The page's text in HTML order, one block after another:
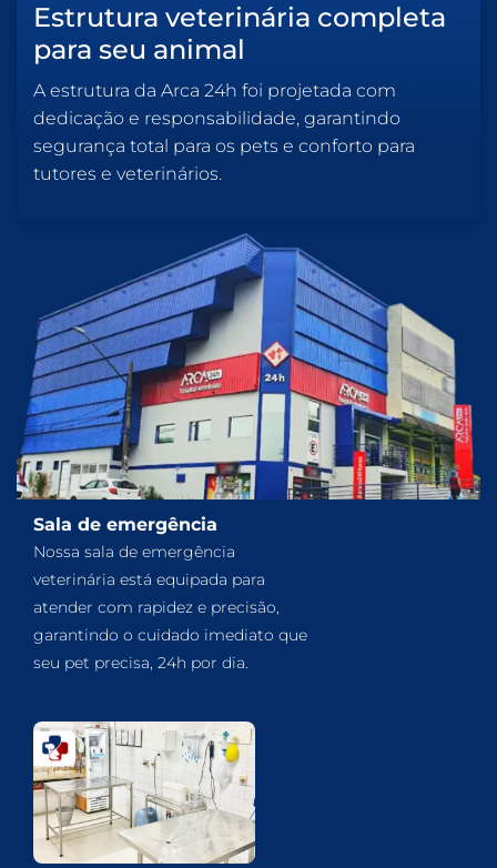
Estrutura veterinária completa
para seu animal
A estrutura da Arca 24h foi projetada com
dedicação e responsabilidade, garantindo
segurança total para os pets e conforto para
tutores e veterinários.
Sala de emergência
Nossa sala de emergência
veterinária está equipada para
atender com rapidez e precisão,
garantindo o cuidado imediato que
seu pet precisa, 24h por dia.